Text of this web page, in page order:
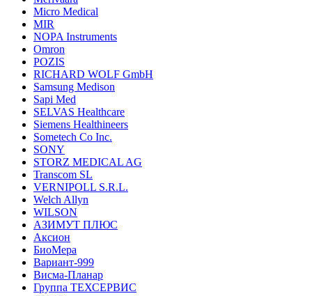
Micro Medical
MIR
NOPA Instruments
Omron
POZIS
RICHARD WOLF GmbH
Samsung Medison
Sapi Med
SELVAS Healthcare
Siemens Healthineers
Sometech Co Inc.
SONY
STORZ MEDICAL AG
Transcom SL
VERNIPOLL S.R.L.
Welch Allyn
WILSON
АЗИМУТ ПЛЮС
Аксион
БиоМера
Вариант-999
Висма-Планар
Группа ТЕХСЕРВИС